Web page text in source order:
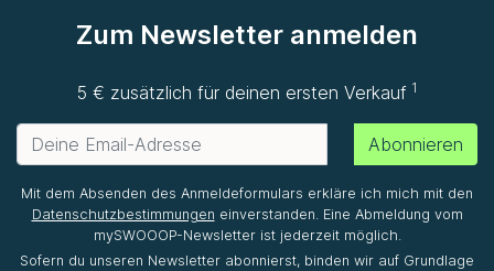
Zum Newsletter anmelden
5 € zusätzlich für deinen ersten Verkauf1
Abonnieren
Mit dem Absenden des Anmeldeformulars erkläre ich mich mit den
Datenschutzbestimmungen einverstanden. Eine Abmeldung vom
mySWOOOP-Newsletter ist jederzeit möglich.
Sofern du unseren Newsletter abonnierst, binden wir auf Grundlage